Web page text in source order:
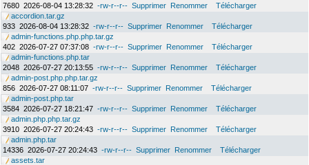
7680 2026-08-04 13:28:32 -rw-r--r-- Supprimer Renommer
Télécharger
accordion.tar.gz
933 2026-08-04 13:28:32 -rw-r--r-- Supprimer Renommer
Télécharger
admin-functions.php.php.tar.gz
402 2026-07-27 07:37:08 -rw-r--r-- Supprimer Renommer
Télécharger
admin-functions.php.tar
2048 2026-07-27 20:13:55 -rw-r--r-- Supprimer Renommer
Télécharger
admin-post.php.php.tar.gz
856 2026-07-27 08:11:07 -rw-r--r-- Supprimer Renommer
Télécharger
admin-post.php.tar
3584 2026-07-27 18:21:47 -rw-r--r-- Supprimer Renommer
Télécharger
admin.php.php.tar.gz
3910 2026-07-27 20:24:43 -rw-r--r-- Supprimer Renommer
Télécharger
admin.php.tar
14336 2026-07-27 20:24:43 -rw-r--r-- Supprimer Renommer
Télécharger
assets.tar